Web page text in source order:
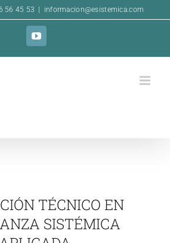
56 45 53 informacion@esistemica.com
YouTube
TÉCNICO EN
SISTÉMICA